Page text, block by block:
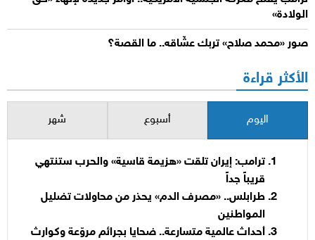
الولادة»
صور «محمد صلاح» تربك عشّاقه.. ما القصة؟
الأكثر قراءة
اليوم أسبوع شهر
ترامب: إيران تلقت «هزيمة قاسية» والحرب ستنتهي
قريباً جداً
طرابلس.. «مصرف الدم» يحذر من محاولات تضليل
المواطنين
أحداث عالمية متسارعة.. ضحايا بجرائم مروّعة وكوارث